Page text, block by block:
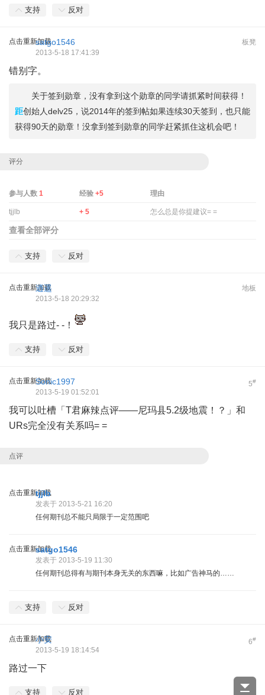
支持 反对
点击重新加载 板凳
satgo1546
2013-5-18 17:41:39
错别字。
关于签到勋章，没有拿到这个勋章的同学请抓紧时间获得！
距创始人delv25，说2014年的签到帖如果连续30天签到，也只能
获得90天的勋章！没拿到签到勋章的同学赶紧抓住这机会吧！
评分
参与人数 1 经验+5 理由
tjjlb + 5 怎么总是你提建议= =
查看全部评分
支持 反对
点击重新加载 地板
逍遥
2013-5-18 20:29:32
我只是路过- -！
支持 反对
点击重新加载 5#
Sonic1997
2013-5-19 01:52:01
我可以吐槽「T君麻辣点评——尼玛县5.2级地震！？」和
URs完全没有关系吗= =
点评
点击重新加载
tjjlb
发表于 2013-5-21 16:20
任何期刊总不能只局限于一定范围吧
点击重新加载satgo1546
发表于 2013-5-19 11:30
任何期刊总得有与期刊本身无关的东西嘛，比如广告神马的……
支持 反对
点击重新加载 6#
小安
2013-5-19 18:14:54
路过一下
支持 反对